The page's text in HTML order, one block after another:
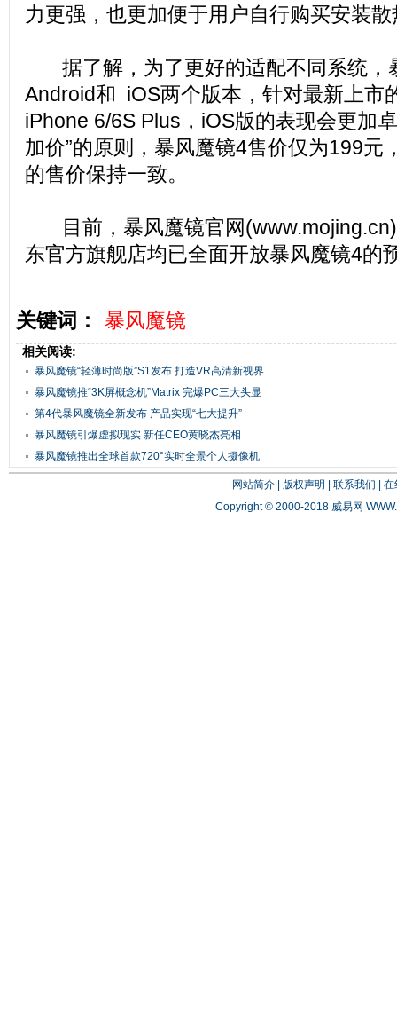
力更强，也更加便于用户自行购买安装
据了解，为了更好的适配不同系统，
Android和 iOS两个版本，针对最新上市
iPhone 6/6S Plus，iOS版的表现会更加
加价”的原则，暴风魔镜4售价仅为199元
的售价保持一致。
目前，暴风魔镜官网(www.mojing.cn)
东官方旗舰店均已全面开放暴风魔镜4的
关键词： 暴风魔镜
相关阅读:
暴风魔镜“轻薄时尚版”S1发布 打造VR高清新视界
暴风魔镜推“3K屏概念机”Matrix 完爆PC三大头显
第4代暴风魔镜全新发布 产品实现“七大提升”
暴风魔镜引爆虚拟现实 新任CEO黄晓杰亮相
暴风魔镜推出全球首款720°实时全景个人摄像机
网站简介| 版权声明 联系我们
在
Copyright © 2000-2018 威易网 WWW.